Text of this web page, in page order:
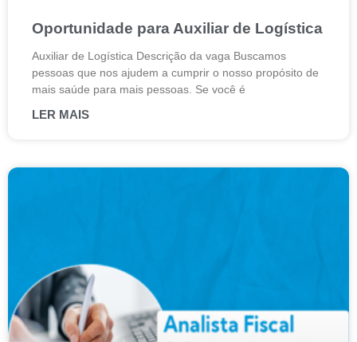
Oportunidade para Auxiliar de Logística
Auxiliar de Logística Descrição da vaga Buscamos
pessoas que nos ajudem a cumprir o nosso propósito de
mais saúde para mais pessoas. Se você é
LER MAIS